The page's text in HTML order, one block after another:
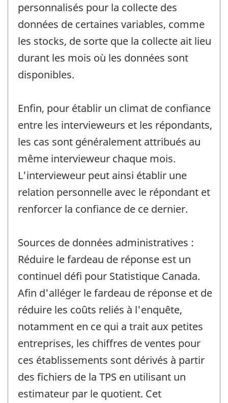
personnalisés pour la collecte des
données de certaines variables, comme
les stocks, de sorte que la collecte ait lieu
durant les mois où les données sont
disponibles.
Enfin, pour établir un climat de confiance
entre les intervieweurs et les répondants,
les cas sont généralement attribués au
même intervieweur chaque mois.
L'intervieweur peut ainsi établir une
relation personnelle avec le répondant et
renforcer la confiance de ce dernier.
Sources de données administratives :
Réduire le fardeau de réponse est un
continuel défi pour Statistique Canada.
Afin d'alléger le fardeau de réponse et de
réduire les coûts reliés à l'enquête,
notamment en ce qui a trait aux petites
entreprises, les chiffres de ventes pour
ces établissements sont dérivés à partir
des fichiers de la TPS en utilisant un
estimateur par le quotient. Cet